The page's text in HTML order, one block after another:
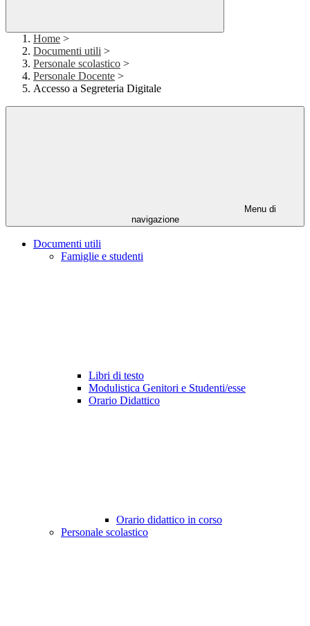
Home >
Documenti utili >
Personale scolastico >
Personale Docente >
Accesso a Segreteria Digitale
Menu di
navigazione
Documenti utili
Famiglie e studenti
Libri di testo
Modulistica Genitori e Studenti/esse
Orario Didattico
Orario didattico in corso
Personale scolastico